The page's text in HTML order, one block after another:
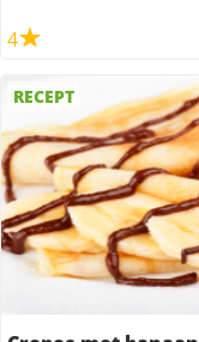
4
RECEPT